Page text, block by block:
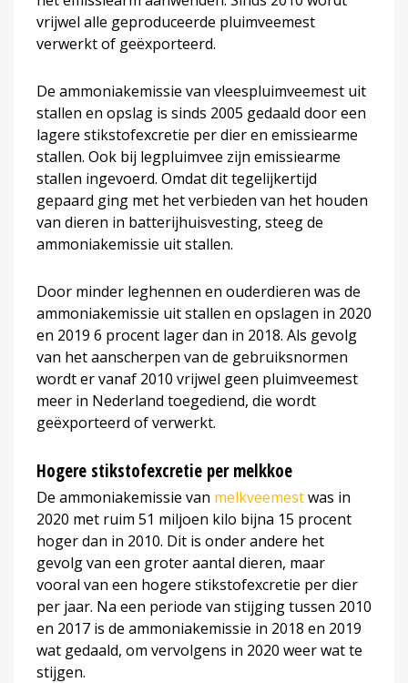
vrijwel alle geproduceerde pluimveemest
verwerkt of geëxporteerd.
De ammoniakemissie van vleespluimveemest uit
stallen en opslag is sinds 2005 gedaald door een
lagere stikstofexcretie per dier en emissiearme
stallen. Ook bij legpluimvee zijn emissiearme
stallen ingevoerd. Omdat dit tegelijkertijd
gepaard ging met het verbieden van het houden
van dieren in batterijhuisvesting, steeg de
ammoniakemissie uit stallen.
Door minder leghennen en ouderdieren was de
ammoniakemissie uit stallen en opslagen in 2020
en 2019 6 procent lager dan in 2018. Als gevolg
van het aanscherpen van de gebruiksnormen
wordt er vanaf 2010 vrijwel geen pluimveemest
meer in Nederland toegediend, die wordt
geëxporteerd of verwerkt.
Hogere stikstofexcretie per melkkoe
De ammoniakemissie van melkveemestwas in
2020 met ruim 51 miljoen kilo bijna 15 procent
hoger dan in 2010. Dit is onder andere het
gevolg van een groter aantal dieren, maar
vooral van een hogere stikstofexcretie per dier
per jaar. Na een periode van stijging tussen 2010
en 2017 is de ammoniakemissie in 2018 en 2019
wat gedaald, om vervolgens in 2020 weer wat te
stijgen.